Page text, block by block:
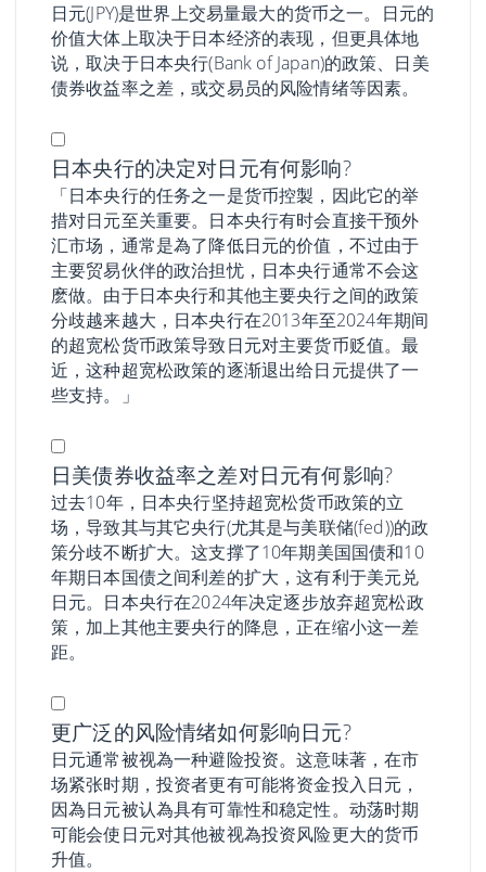
日元(JPY)是世界上交易量最大的货币之一。日元的
价值大体上取决于日本经济的表现，但更具体地
说，取决于日本央行(Bank of Japan)的政策、日美
债券收益率之差，或交易员的风险情绪等因素。
日本央行的决定对日元有何影响?
「日本央行的任务之一是货币控製，因此它的举
措对日元至关重要。日本央行有时会直接干预外
汇市场，通常是為了降低日元的价值，不过由于
主要贸易伙伴的政治担忧，日本央行通常不会这
麽做。由于日本央行和其他主要央行之间的政策
分歧越来越大，日本央行在2013年至2024年期间
的超宽松货币政策导致日元对主要货币贬值。最
近，这种超宽松政策的逐渐退出给日元提供了一
些支持。」
日美债券收益率之差对日元有何影响?
过去10年，日本央行坚持超宽松货币政策的立
场，导致其与其它央行(尤其是与美联储(fed))的政
策分歧不断扩大。这支撑了10年期美国国债和10
年期日本国债之间利差的扩大，这有利于美元兑
日元。日本央行在2024年决定逐步放弃超宽松政
策，加上其他主要央行的降息，正在缩小这一差
距。
更广泛的风险情绪如何影响日元?
日元通常被视為一种避险投资。这意味著，在市
场紧张时期，投资者更有可能将资金投入日元，
因為日元被认為具有可靠性和稳定性。动荡时期
可能会使日元对其他被视為投资风险更大的货币
升值。